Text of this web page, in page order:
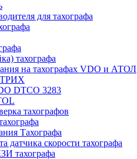
для тахографа
тахографа
на тахографах VDO и АТОЛ
DTCO 3283
тахографов
Тахографа
датчика скорости тахографа
тахографа